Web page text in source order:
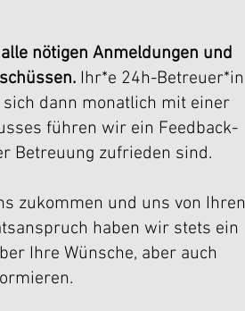
nötigen Anmeldungen und
Ihr*e 24h-Betreuer*in
dann monatlich mit einer
führen wir ein Feedback-
Betreuung zufrieden sind.
zukommen und uns von Ihren
haben wir stets ein
Ihre Wünsche, aber auch